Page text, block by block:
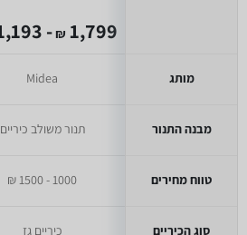
מותג
מבנה התנור
טווח מחירים
סוג הכיריים
1,799
₪
- 1,193
Midea
תנור משולב כיריים
1000 - 1500 ₪
כיריים גז